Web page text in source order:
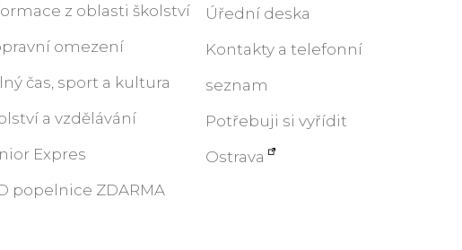
z oblasti školství
omezení
čas, sport a kultura
a vzdělávání
Expres
popelnice ZDARMA
Úřední deska
Kontakty a telefonní
seznam
Potřebuji si vyřídit
Ostrava